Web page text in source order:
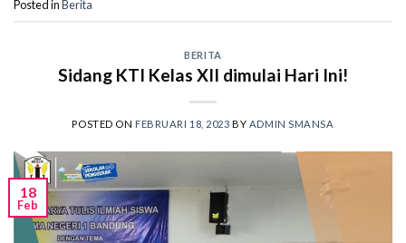
Posted inBerita
BERITA
Sidang KTI Kelas XII dimulai Hari Ini!
POSTED ON FEBRUARI 18, 2023 BY ADMIN SMANSA
18
Feb